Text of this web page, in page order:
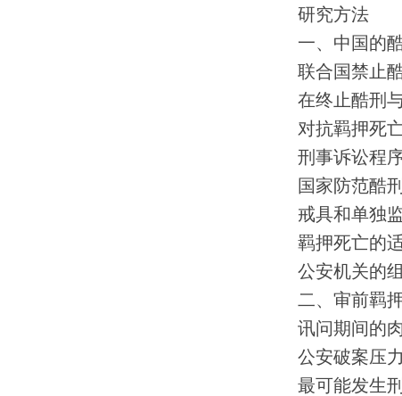
研究方法
一、中国的
联合国禁止
在终止酷刑
对抗羁押死
刑事诉讼程
国家防范酷
戒具和单独
羁押死亡的
公安机关的
二、审前羁
讯问期间的
公安破案压力
最可能发生